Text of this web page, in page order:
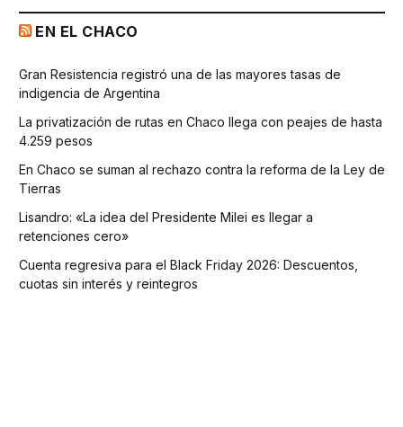
EN EL CHACO
Gran Resistencia registró una de las mayores tasas de
indigencia de Argentina
La privatización de rutas en Chaco llega con peajes de hasta
4.259 pesos
En Chaco se suman al rechazo contra la reforma de la Ley de
Tierras
Lisandro: «La idea del Presidente Milei es llegar a
retenciones cero»
Cuenta regresiva para el Black Friday 2026: Descuentos,
cuotas sin interés y reintegros